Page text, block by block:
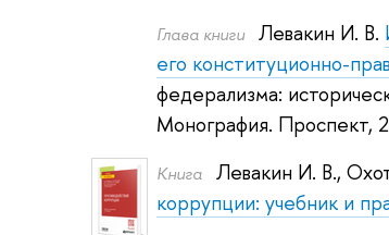
Глава книги Левакин И. В.
его конституционно-
федерализма:
Монография. Проспект,
Книга Левакин И. В.,
коррупции: учебник и